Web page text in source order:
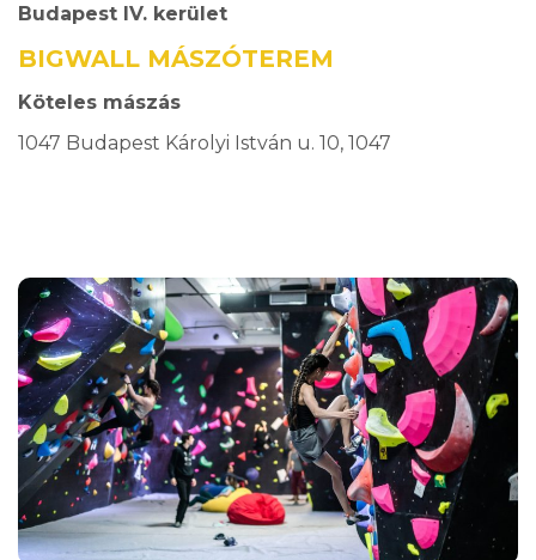
Budapest IV. kerület
BIGWALL MÁSZÓTEREM
Köteles mászás
1047 Budapest Károlyi István u. 10, 1047